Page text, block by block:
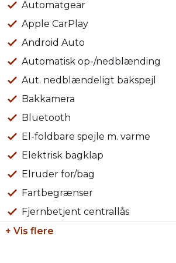
Øvrigt:
Åbningstider: Alle hverdage kl. 09.00
Der tages forbehold for tastefejl
Automatgear
Apple CarPlay
Android Auto
Automatisk op-/nedblænding
Aut. nedblændeligt bakspejl
Bakkamera
Bluetooth
El-foldbare spejle m. varme
Elektrisk bagklap
Elruder for/bag
Fartbegrænser
Fjernbetjent centrallås
+ Vis flere